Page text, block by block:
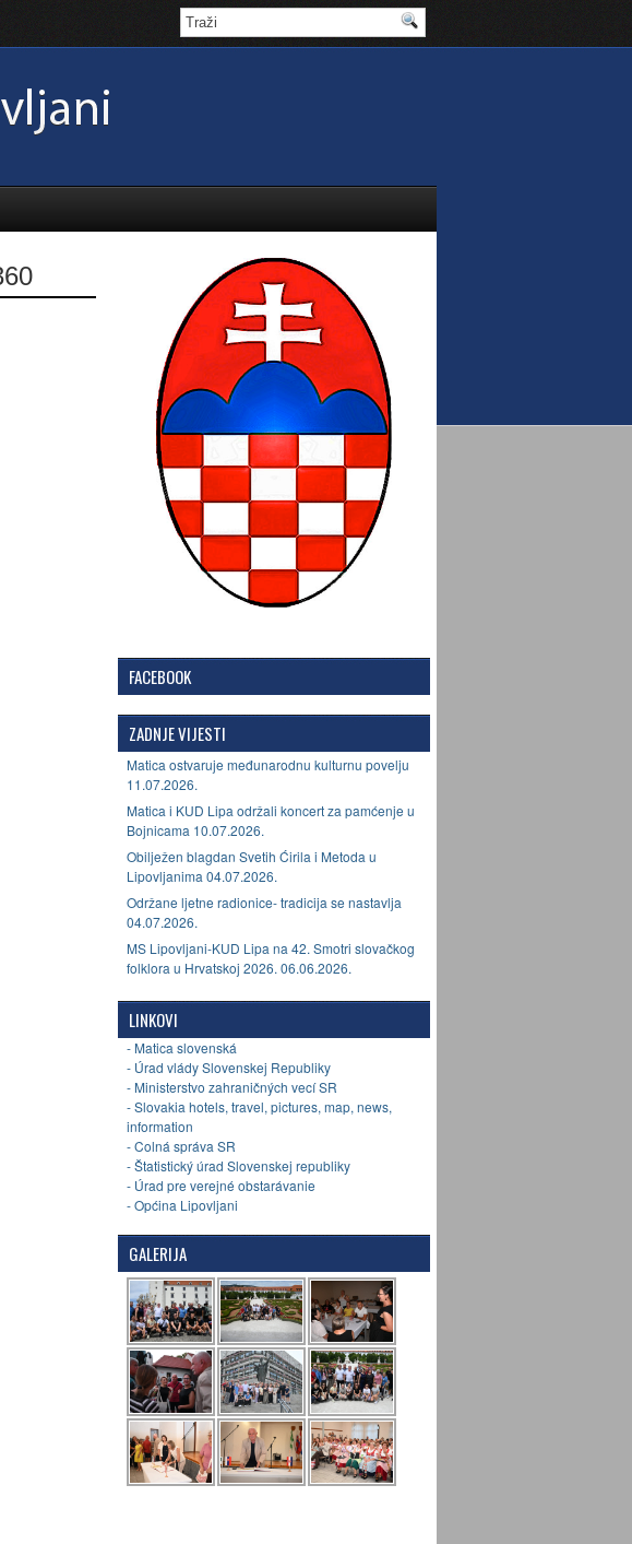
FACEBOOK
ZADNJE VIJESTI
Matica ostvaruje međunarodnu kulturnu povelju
11.07.2026.
Matica i KUD Lipa održali koncert za pamćenje u
Bojnicama 10.07.2026.
Obilježen blagdan Svetih Ćirila i Metoda u
Lipovljanima 04.07.2026.
Održane ljetne radionice- tradicija se nastavlja
04.07.2026.
MS Lipovljani-KUD Lipa na 42. Smotri slovačkog
folklora u Hrvatskoj 2026. 06.06.2026.
LINKOVI
- Matica slovenská
- Úrad vlády Slovenskej Republiky
- Ministerstvo zahraničných vecí SR
- Slovakia hotels, travel, pictures, map, news,
information
- Colná správa SR
- Štatistický úrad Slovenskej republiky
- Úrad pre verejné obstarávanie
- Općina Lipovljani
GALERIJA